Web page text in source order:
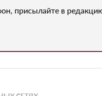
присылайте в